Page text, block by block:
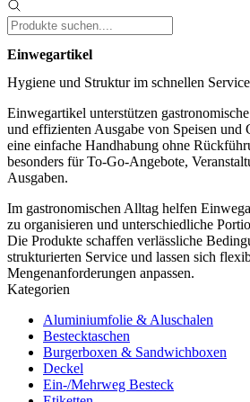
Einwegartikel
Hygiene und Struktur im schnellen Service
Einwegartikel unterstützen
und effizienten Ausgabe von Speisen und
eine einfache Handhabung ohne
besonders für To-Go-Angebote,
Ausgaben.
Im gastronomischen Alltag helfen
zu organisieren und unterschiedliche
Die Produkte schaffen verlässliche
strukturierten Service und lassen sich
Mengenanforderungen anpassen.
Kategorien
Aluminiumfolie & Aluschalen
Bestecktaschen
Burgerboxen & Sandwichboxen
Deckel
Ein-/Mehrweg Besteck